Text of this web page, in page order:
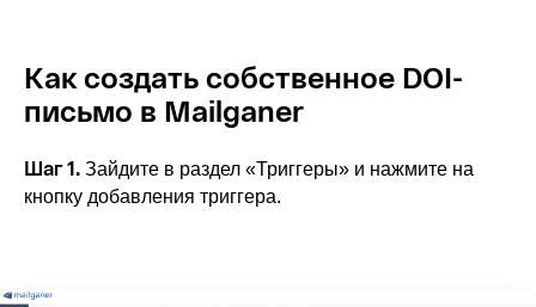
Как создать собственное DOI-
письмо в Mailganer
Шаг 1. Зайдите в раздел «Триггеры» и нажмите на
кнопку добавления триггера.